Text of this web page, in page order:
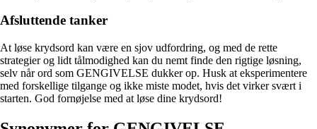
Afsluttende tanker
At løse krydsord kan være en sjov udfordring, og med de rette
strategier og lidt tålmodighed kan du nemt finde den rigtige løsning,
selv når ord som GENGIVELSE dukker op. Husk at eksperimentere
med forskellige tilgange og ikke miste modet, hvis det virker svært i
starten. God fornøjelse med at løse dine krydsord!